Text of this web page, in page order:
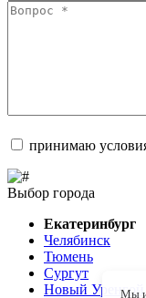
принимаю
Выбор города
Екатеринбург
Челябинск
Тюмень
Сургут
Новый Уренгой
Мы